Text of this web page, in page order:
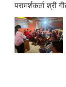
परामर्शकर्ता श्री